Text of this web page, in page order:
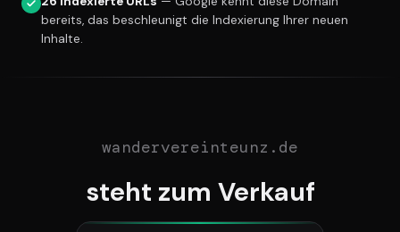
bereits, das beschleunigt die Indexierung Ihrer neuen
Inhalte.
wandervereinteunz.de
steht zum Verkauf